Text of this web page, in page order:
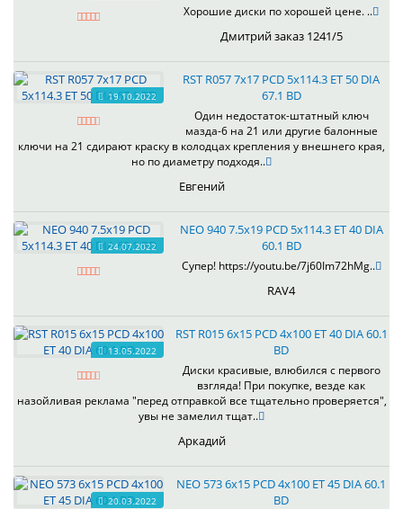
Хорошие диски по хорошей цене. ..
Дмитрий заказ 1241/5
19.10.2022
RST R057 7x17 PCD 5x114.3 ET 50 DIA
67.1 BD
Один недостаток-штатный ключ
мазда-6 на 21 или другие балонные
ключи на 21 сдирают краску в колодцах крепления у внешнего края,
но по диаметру подходя..
Евгений
24.07.2022
NEO 940 7.5x19 PCD 5x114.3 ET 40 DIA
60.1 BD
Супер! https://youtu.be/7j60Im72hMg..
RAV4
13.05.2022
RST R015 6x15 PCD 4x100 ET 40 DIA 60.1
BD
Диски красивые, влюбился с первого
взгляда! При покупке, везде как
назойливая реклама "перед отправкой все тщательно проверяется",
увы не замелил тщат..
Аркадий
20.03.2022
NEO 573 6x15 PCD 4x100 ET 45 DIA 60.1
BD